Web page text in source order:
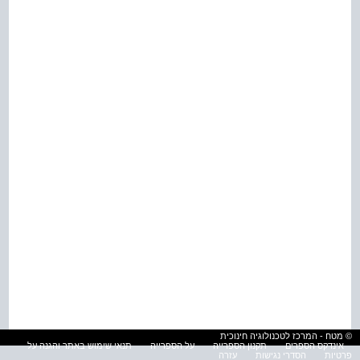
© מטח - המרכז לטכנולוגיה חינוכית
אינדקס הספרים
תקנון הספרייה על הספרייה
תנאי שימוש באתר והגנה על
פרטיות
הסדרי נגישות עזרה